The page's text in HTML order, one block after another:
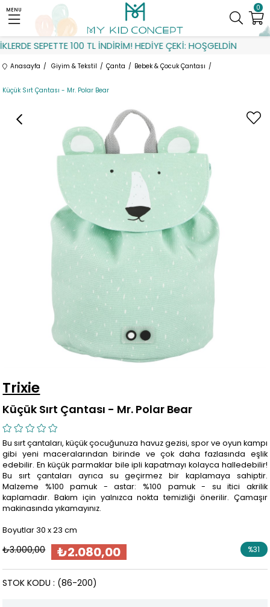
SEPETTE 100 TL İNDİRİM! HEDİYE ÇEKİ: HOŞGELDİN
0
MENU
Anasayfa Giyim & Tekstil Çanta Bebek & Çocuk Çantası
Küçük Sırt Çantası - Mr. Polar Bear
Trixie
Küçük Sırt Çantası - Mr. Polar Bear
Bu sırt çantaları, küçük çocuğunuza havuz gezisi, spor ve oyun kampı
gibi yeni maceralarından birinde ve çok daha fazlasında eşlik
edebilir. En küçük parmaklar bile ipli kapatmayı kolayca halledebilir!
Bu sırt çantaları ayrıca su geçirmez bir kaplamaya sahiptir.
Malzeme %100 pamuk​ - astar: %100 pamuk​ - su itici akrilik
kaplamadır. Bakım için yalnızca nokta temizliği önerilir. Çamaşır
makinasında yıkamayınız.
Boyutlar 30 x 23 cm
₺3.000,00 ₺2.080,00 %31
(86-200)
STOK KODU